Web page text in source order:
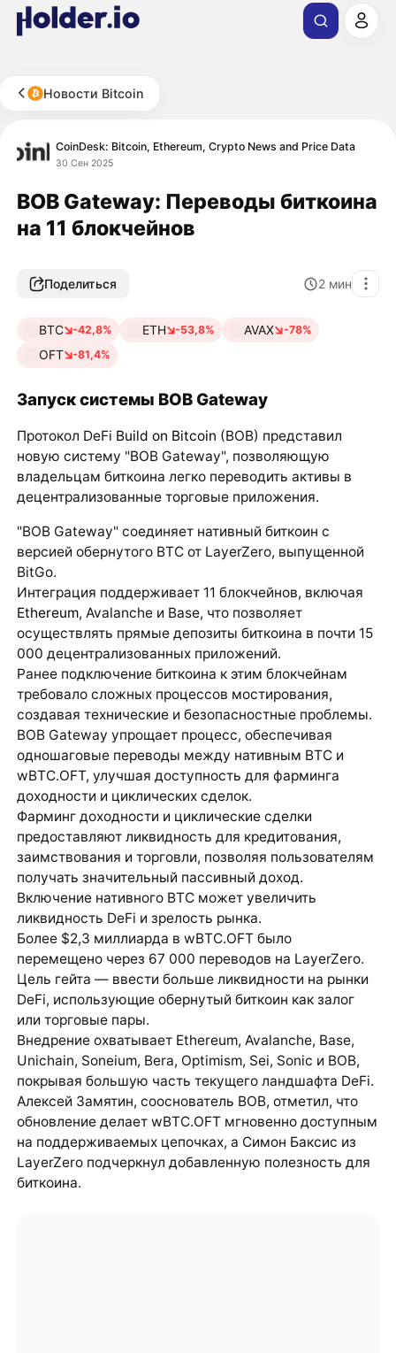
Новости Bitcoin
CoinDesk: Bitcoin, Ethereum, Crypto News and Price Data
30 Сен 2025
BOB Gateway: Переводы биткоина
на 11 блокчейнов
Поделиться 2 мин
BTC -42,8% ETH -53,8% AVAX -78%
OFT -81,4%
Запуск системы BOB Gateway
Протокол DeFi Build on Bitcoin (BOB) представил
новую систему "BOB Gateway", позволяющую
владельцам биткоина легко переводить активы в
децентрализованные торговые приложения.
"BOB Gateway" соединяет нативный биткоин с
версией обернутого BTC от LayerZero, выпущенной
BitGo.
Интеграция поддерживает 11 блокчейнов, включая
Ethereum, Avalanche и Base, что позволяет
осуществлять прямые депозиты биткоина в почти 15
000 децентрализованных приложений.
Ранее подключение биткоина к этим блокчейнам
требовало сложных процессов мостирования,
создавая технические и безопасностные проблемы.
BOB Gateway упрощает процесс, обеспечивая
одношаговые переводы между нативным BTC и
wBTC.OFT, улучшая доступность для фарминга
доходности и циклических сделок.
Фарминг доходности и циклические сделки
предоставляют ликвидность для кредитования,
заимствования и торговли, позволяя пользователям
получать значительный пассивный доход.
Включение нативного BTC может увеличить
ликвидность DeFi и зрелость рынка.
Более $2,3 миллиарда в wBTC.OFT было
перемещено через 67 000 переводов на LayerZero.
Цель гейта — ввести больше ликвидности на рынки
DeFi, использующие обернутый биткоин как залог
или торговые пары.
Внедрение охватывает Ethereum, Avalanche, Base,
Unichain, Soneium, Bera, Optimism, Sei, Sonic и BOB,
покрывая большую часть текущего ландшафта DeFi.
Алексей Замятин, сооснователь BOB, отметил, что
обновление делает wBTC.OFT мгновенно доступным
на поддерживаемых цепочках, а Симон Баксис из
LayerZero подчеркнул добавленную полезность для
биткоина.